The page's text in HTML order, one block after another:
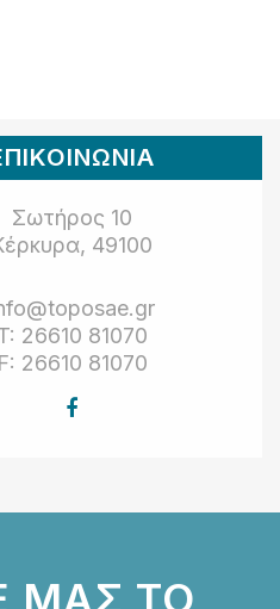
Σωτήρος 10
49100
26610 81070
F: 26610 81070
ΜΑΣ ΤΟ